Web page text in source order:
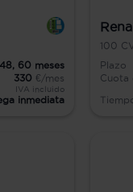
48, 60 meses
330 €/mes
IVA incluido
inmediata
100
Plazo
Cuota